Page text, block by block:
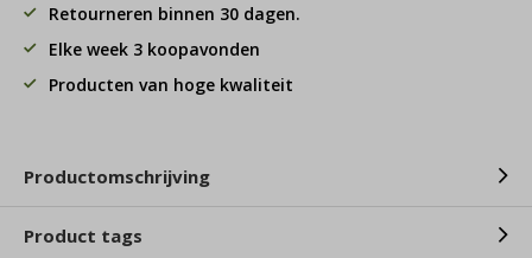
Retourneren binnen 30 dagen.
Elke week 3 koopavonden
Producten van hoge kwaliteit
Productomschrijving
Product tags